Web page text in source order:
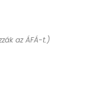
az ÁFÁ-t.)